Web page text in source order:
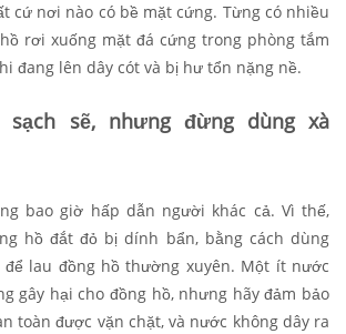
cứ nơi nào có bề mặt cứng. Từng có nhiều
rơi xuống mặt đá cứng trong phòng tắm
đang lên dây cót và bị hư tổn nặng nề.
sẽ, nhưng đừng dùng xà
bao giờ hấp dẫn người khác cả. Vì thế,
hồ đắt đỏ bị dính bẩn, bằng cách dùng
lau đồng hồ thường xuyên. Một ít nước
gây hại cho đồng hồ, nhưng hãy đảm bảo
toàn được vặn chặt, và nước không dây ra